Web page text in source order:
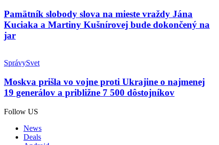
Pamätník slobody slova na mieste vraždy Jána
Kuciaka a Martiny Kušnírovej bude dokončený na
jar
SprávySvet
Moskva prišla vo vojne proti Ukrajine o najmenej
19 generálov a približne 7 500 dôstojníkov
Follow US
News
Deals